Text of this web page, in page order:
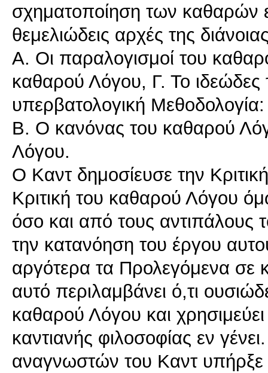
σχηματοποίηση των καθαρών
θεμελιώδεις αρχές της
A. Οι παραλογισμοί του
καθαρού Λόγου, Γ. Το
υπερβατολογική
Β. Ο κανόνας του καθαρού
Λόγου.
Ο Καντ δημοσίευσε την
Κριτική του καθαρού Λόγου
όσο και από τους αντιπάλους
την κατανόηση του έργου
αργότερα τα Προλεγόμενα σε
αυτό περιλαμβάνει ό,τι
καθαρού Λόγου και
καντιανής φιλοσοφίας εν
αναγνωστών του Καντ υπήρξε